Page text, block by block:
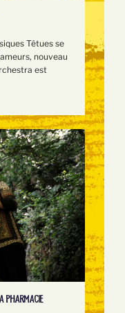
Têtues se
nouveau
est
PHARMACIE